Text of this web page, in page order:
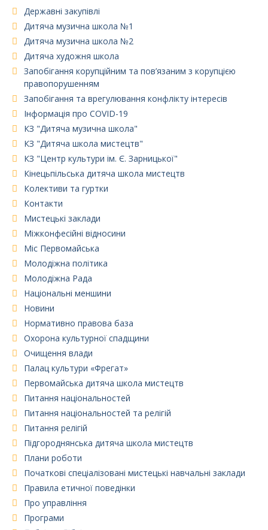
Державні закупівлі
Дитяча музична школа №1
Дитяча музична школа №2
Дитяча художня школа
Запобігання корупційним та пов’язаним з корупцією
правопорушенням
Запобігання та врегулювання конфлікту інтересів
Інформація про COVID-19
КЗ "Дитяча музична школа"
КЗ "Дитяча школа мистецтв"
КЗ "Центр культури ім. Є. Зарницької"
Кінецьпільська дитяча школа мистецтв
Колективи та гуртки
Контакти
Мистецькі заклади
Міжконфесійні відносини
Міс Первомайська
Молодіжна політика
Молодіжна Рада
Національні меншини
Новини
Нормативно правова база
Охорона культурної спадщини
Очищення влади
Палац культури «Фрегат»
Первомайська дитяча школа мистецтв
Питання національностей
Питання національностей та релігій
Питання релігій
Підгороднянська дитяча школа мистецтв
Плани роботи
Початкові спеціалізовані мистецькі навчальні заклади
Правила етичної поведінки
Про управління
Програми